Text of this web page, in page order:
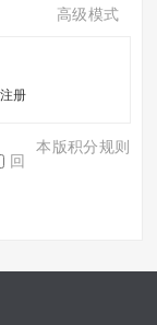
高级模式
册
本版积分规则
回